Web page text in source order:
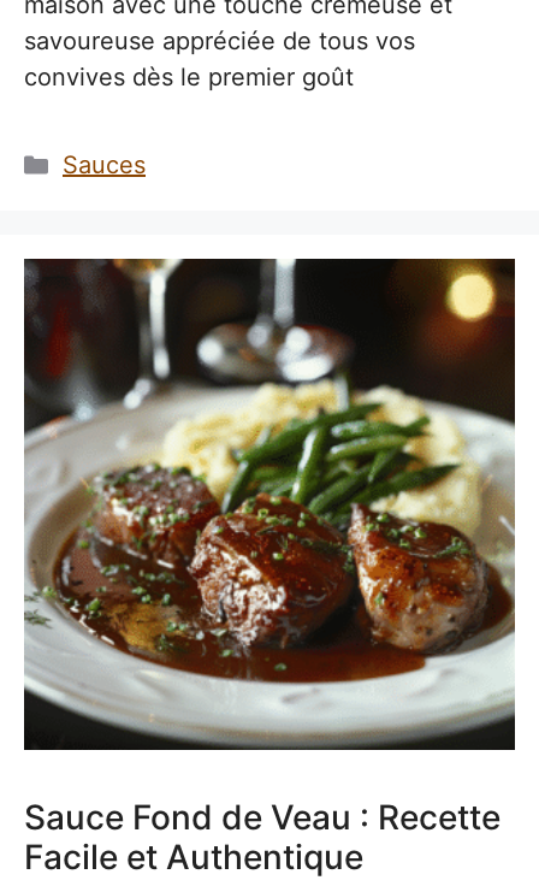
savoureuse appréciée de tous vos
convives dès le premier goût
Catégories
Sauces
Sauce Fond de Veau : Recette
Facile et Authentique